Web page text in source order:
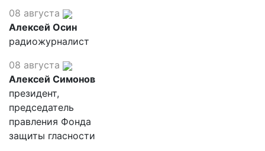
08 августа
Алексей Осин
радиожурналист
08 августа
Алексей Симонов
президент,
председатель
правления Фонда
защиты гласности